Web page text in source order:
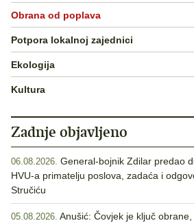
Obrana od poplava
Potpora lokalnoj zajednici
Ekologija
Kultura
Zadnje objavljeno
06.08.2026. General-bojnik Zdilar predao
HVU-a primatelju poslova, zadaća i
Stručiću
05.08.2026. Anušić: Čovjek je ključ